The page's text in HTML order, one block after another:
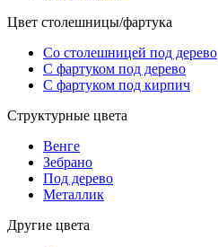
Цвет столешницы/фартука
Со столешницей под дерево
С фартуком под дерево
С фартуком под кирпич
Структурные цвета
Венге
Зебрано
Под дерево
Металлик
Другие цвета